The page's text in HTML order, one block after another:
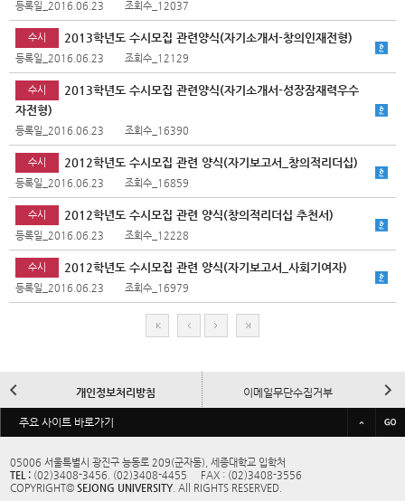
등록일_2016.06.23 조회수_12037
수시 2013학년도 수시모집 관련양식(자기소개서-창의인재전형)
등록일_2016.06.23 조회수_12129
수시
2013학년도 수시모집 관련양식(자기소개서-성장잠재력우수
자전형)
등록일_2016.06.23 조회수_16390
수시 2012학년도 수시모집 관련 양식(자기보고서_창의적리더십)
등록일_2016.06.23 조회수_16859
수시 2012학년도 수시모집 관련 양식(창의적리더십 추천서)
등록일_2016.06.23 조회수_12228
수시 2012학년도 수시모집 관련 양식(자기보고서_사회기여자)
등록일_2016.06.23 조회수_16979
처
이
다
마
다
개인정보처리방침 이메일무단수집거부
규정/예결산공고 대학정보공시
교내전화번호 사이트맵
주요 사이트 바로가기
바
로
05006 서울특별시 광진구 능동로 209(군자동), 세종대학교 입학처
TEL : (02)3408-3456. (02)3408-4455 FAX : (02)3408-3556
COPYRIGHT© SEJONG UNIVERSITY . All RIGHTS RESERVED.